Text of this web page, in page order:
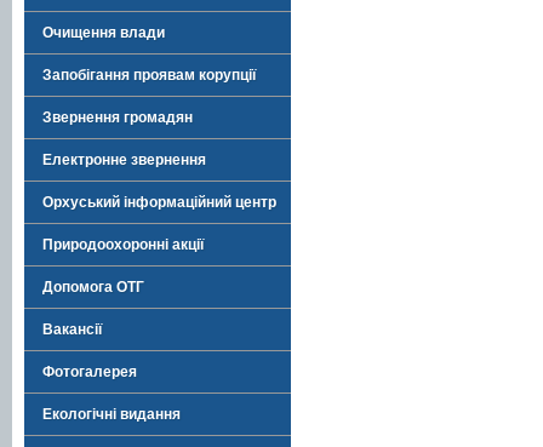
Очищення влади
Запобігання проявам корупції
Звернення громадян
Електронне звернення
Орхуський інформаційний центр
Природоохоронні акції
Допомога ОТГ
Вакансії
Фотогалерея
Екологічні видання